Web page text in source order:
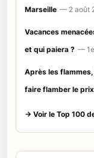
Marseille — 2 août
Vacances
et qui paiera ? —
Après les
faire flamber le
→ Voir le Top 100